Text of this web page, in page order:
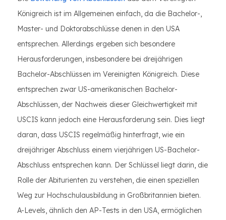
Königreich ist im Allgemeinen einfach, da die Bachelor-,
Master- und Doktorabschlüsse denen in den USA
entsprechen. Allerdings ergeben sich besondere
Herausforderungen, insbesondere bei dreijährigen
Bachelor-Abschlüssen im Vereinigten Königreich. Diese
entsprechen zwar US-amerikanischen Bachelor-
Abschlüssen, der Nachweis dieser Gleichwertigkeit mit
USCIS kann jedoch eine Herausforderung sein. Dies liegt
daran, dass USCIS regelmäßig hinterfragt, wie ein
dreijähriger Abschluss einem vierjährigen US-Bachelor-
Abschluss entsprechen kann. Der Schlüssel liegt darin, die
Rolle der Abiturienten zu verstehen, die einen speziellen
Weg zur Hochschulausbildung in Großbritannien bieten.
A-Levels, ähnlich den AP-Tests in den USA, ermöglichen